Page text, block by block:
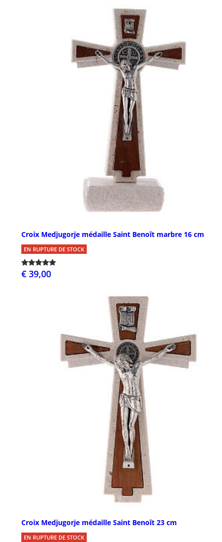
Croix Medjugorje médaille Saint Benoît marbre 16 cm
EN RUPTURE DE STOCK
€ 39,00
Croix Medjugorje médaille Saint Benoît 23 cm
EN RUPTURE DE STOCK